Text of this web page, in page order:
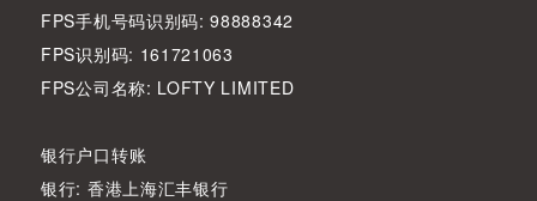
FPS手机号码识别码: 98888342
FPS识别码: 161721063
FPS公司名称: LOFTY LIMITED
银行户口转账
银行: 香港上海汇丰银行